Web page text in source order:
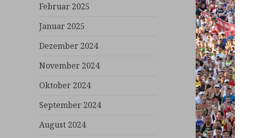
Februar 2025
Januar 2025
Dezember 2024
November 2024
Oktober 2024
September 2024
August 2024